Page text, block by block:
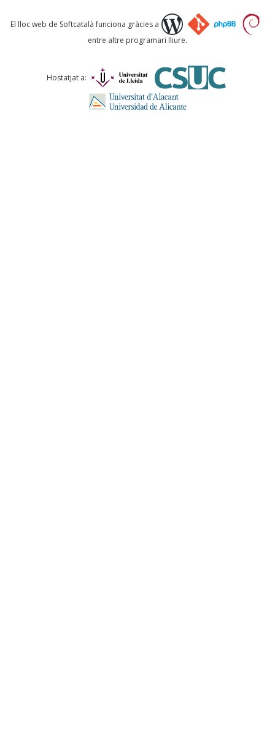
Què proposeu?
Comentari *
El lloc web de Softcatalà funciona gràcies a
entre altre programari lliure.
Hostatjat a: